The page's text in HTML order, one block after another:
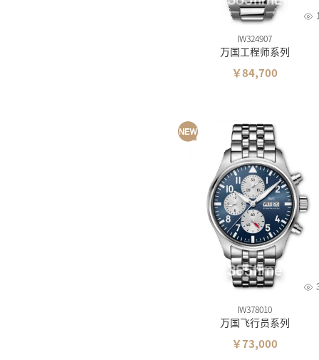
IW324907
万国工程师系列
￥84,700
IW378010
万国飞行员系列
￥73,000